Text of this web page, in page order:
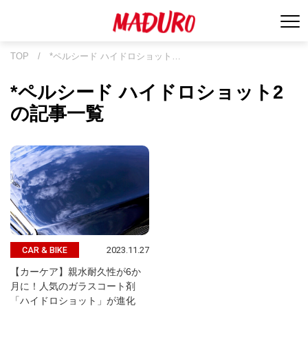
TOP / *ペルシード ハイドロショット…
*ペルシード ハイドロショット2
の記事一覧
CAR & BIKE 2023.11.27
【カーケア】親水耐久性が6か
月に！人気のガラスコート剤
「ハイドロショット」が進化